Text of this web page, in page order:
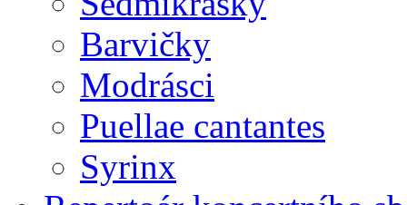
Barvičky
Modrásci
Puellae cantantes
Syrinx